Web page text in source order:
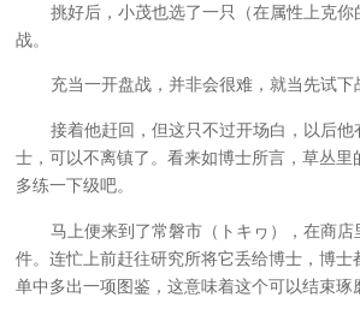
挑好后，小茂也选了一只（在属性上克
战。
充当一开盘战，并非会很难，就当先试下
接着他赶回，但这只不过开场白，以后
士，可以不离镇了。看来如博士所言，草丛里
多练一下级吧。
马上便来到了常磐市（トキヮ），在商
件。连忙上前赶往研究所将它丢给博士，博士
单中多出一项图鉴，这意味着这个可以结束琢